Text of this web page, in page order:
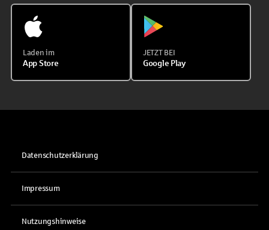
Laden im
App Store
JETZT BEI
Google Play
Datenschutzerklärung
Impressum
Nutzungshinweise